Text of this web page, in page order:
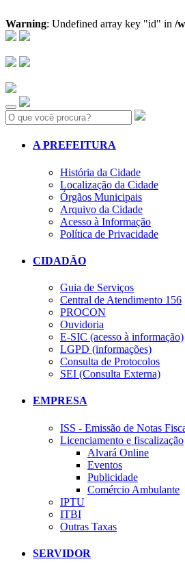
Warning: Undefined array key "id" in /
Search:
A PREFEITURA
História da Cidade
Localização da Cidade
Órgãos Municipais
Arquivo da Cidade
Acesso à Informação
Política de Privacidade
CIDADÃO
Guia de Serviços
Central de Atendimento 156
PROCON
Ouvidoria
E-SIC (acesso à informação)
LGPD (informações)
Consulta de Protocolos
SEI (Consulta Externa)
EMPRESA
ISS - Emissão de Notas
Licenciamento e fiscalização
Alvará Online
Eventos
Publicidade
Comércio Ambulante
IPTU
ITBI
Outras Taxas
SERVIDOR